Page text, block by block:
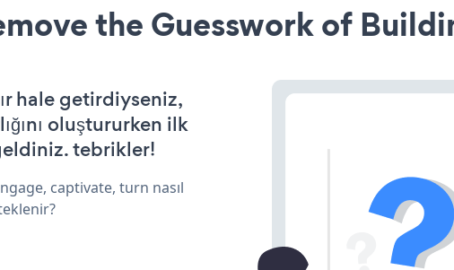
the Guesswork of
hale getirdiyseniz,
oluştururken ilk
tebrikler!
captivate, turn nasıl